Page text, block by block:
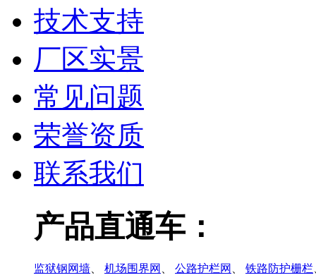
技术支持
厂区实景
常见问题
荣誉资质
联系我们
产品直通车：
监狱钢网墙 机场围界网 公路护栏网 铁路防护栅栏